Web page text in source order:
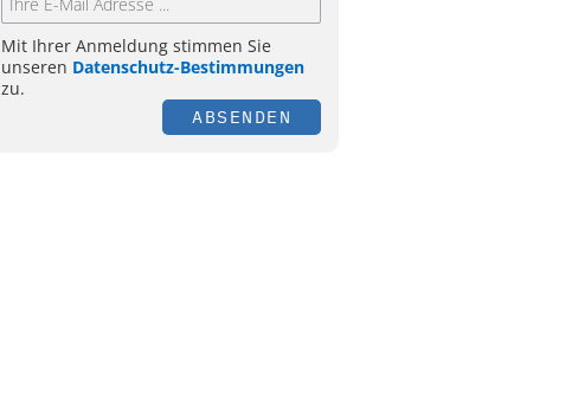
Mit Ihrer Anmeldung stimmen Sie
unseren Datenschutz-Bestimmungen
zu.
ABSENDEN